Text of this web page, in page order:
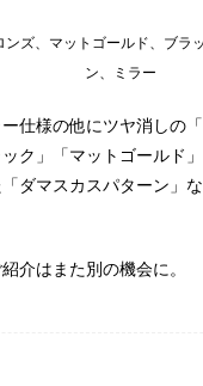
ンズ、マットゴールド、ブラ
ン、ミラー
仕様の他にツヤ消しの
ク」「マットゴールド
ダマスカスパターン」
介はまた別の機会に。